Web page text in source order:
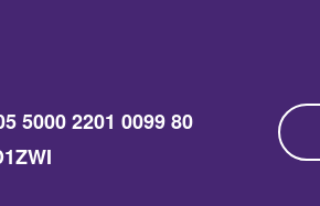
5000 2201 0099 80